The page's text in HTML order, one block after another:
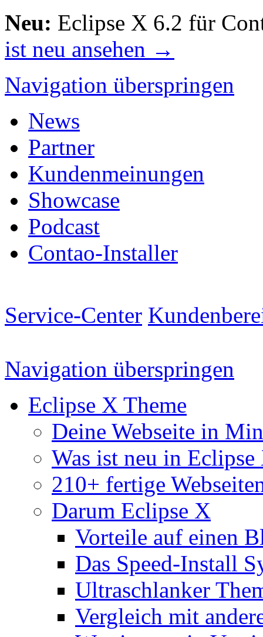
Neu: Eclipse X 6.2 für
ist neu ansehen →
Navigation überspringen
News
Partner
Kundenmeinungen
Showcase
Podcast
Contao-Installer
Service-Center
Navigation überspringen
Eclipse X Theme
Deine Webseite in
Was ist neu in Eclipse
210+ fertige
Darum Eclipse X
Vorteile auf einen
Das Speed-Install
Ultraschlanker
Vergleich mit